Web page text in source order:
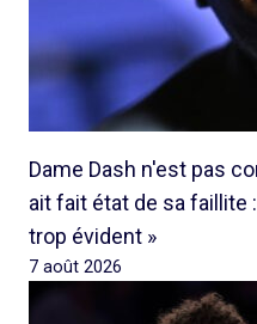
Dame Dash n'est pas
ait fait état de sa faillite
trop évident »
7 août 2026